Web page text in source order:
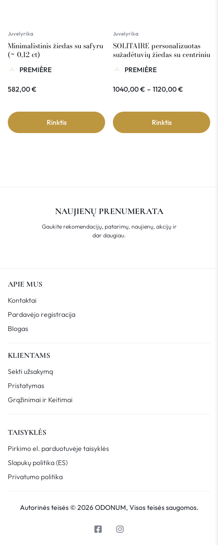
Juvelyrika
Minimalistinis žiedas su safyru
(~ 0,12 ct)
PREMIÈRE
582,00€
Rinktis
Juvelyrika
SOLITAIRE personalizuotas
sužadėtuvių žiedas su centriniu
briliantu ~0,20 ct
PREMIÈRE
1040,00€ – 1120,00€
Rinktis
NAUJIENŲ PRENUMERATA
Gaukite rekomendacijų, patarimų, naujienų, akcijų ir
dar daugiau.
APIE MUS
Kontaktai
Pardavėjo registracija
Blogas
KLIENTAMS
Sekti užsakymą
Pristatymas
Grąžinimai ir Keitimai
TAISYKLĖS
Pirkimo el. parduotuvėje taisyklės
Slapukų politika (ES)
Privatumo politika
Autorinės teisės © 2026 ODONUM, Visos teisės saugomos.